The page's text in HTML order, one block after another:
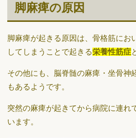
脚麻痺の原因
脚麻痺が起きる原因は、骨格筋にお
してしまうことで起きる栄養性筋症
その他にも、脳脊髄の麻痺・坐骨神
もあるようです。
突然の麻痺が起きてから病院に連れ
います。